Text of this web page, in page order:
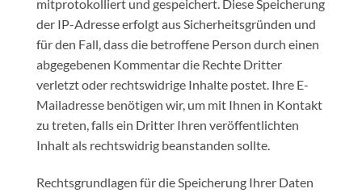
mitprotokolliert und gespeichert. Diese Speicherung
der IP-Adresse erfolgt aus Sicherheitsgründen und
für den Fall, dass die betroffene Person durch einen
abgegebenen Kommentar die Rechte Dritter
verletzt oder rechtswidrige Inhalte postet. Ihre E-
Mailadresse benötigen wir, um mit Ihnen in Kontakt
zu treten, falls ein Dritter Ihren veröffentlichten
Inhalt als rechtswidrig beanstanden sollte.
Rechtsgrundlagen für die Speicherung Ihrer Daten